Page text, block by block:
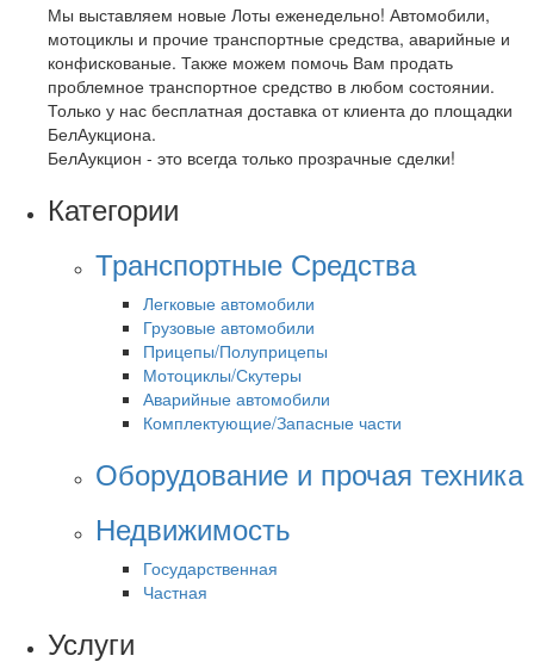
Мы выставляем новые Лоты еженедельно! Автомобили,
мотоциклы и прочие транспортные средства, аварийные и
конфискованые. Также можем помочь Вам продать
проблемное транспортное средство в любом состоянии.
Только у нас бесплатная доставка от клиента до площадки
БелАукциона.
БелАукцион - это всегда только прозрачные сделки!
Категории
Транспортные Средства
Легковые автомобили
Грузовые автомобили
Прицепы/Полуприцепы
Мотоциклы/Скутеры
Аварийные автомобили
Комплектующие/Запасные части
Оборудование и прочая техника
Недвижимость
Государственная
Частная
Услуги